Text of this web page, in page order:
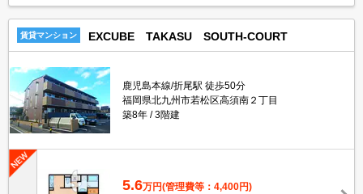
賃貸マンション EXCUBE TAKASU SOUTH-COURT
鹿児島本線/折尾駅 徒歩50分
福岡県北九州市若松区高須南２丁目
築8年
3階建
5.6万円(管理費等：4,400円)